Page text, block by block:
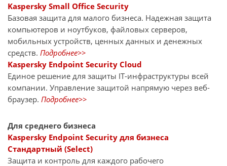
Kaspersky Small Office Security
Базовая защита для малого бизнеса. Надежная защита
компьютеров и ноутбуков, файловых серверов,
мобильных устройств, ценных данных и денежных
средств. Подробнее>>
Kaspersky Endpoint Security Cloud
Единое решение для защиты IT-инфраструктуры всей
компании. Управление защитой напрямую через веб-
браузер. Подробнее>>
Для среднего бизнеса
Kaspersky Endpoint Security для бизнеса
Стандартный (Select)
Защита и контроль для каждого рабочего